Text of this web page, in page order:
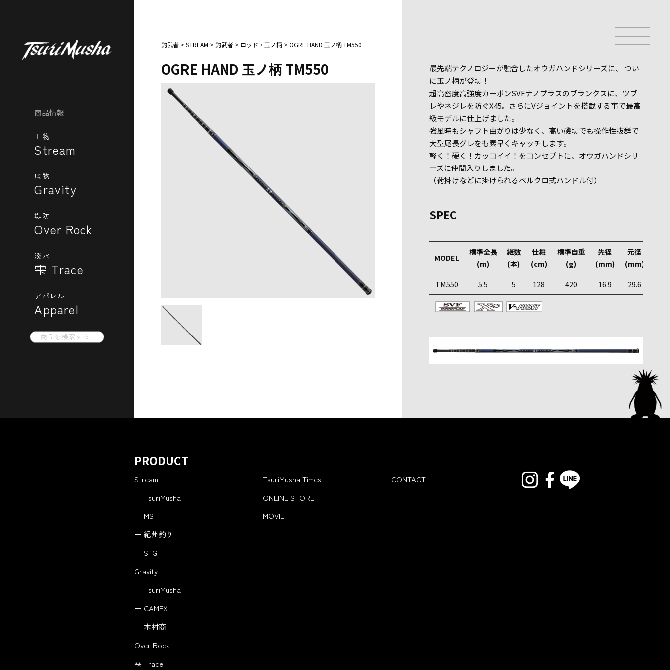
商品情報
上物
Stream
底物
Gravity
堤防
Over Rock
淡水
雫 Trace
アパレル
Apparel
Search
釣武者 >STREAM >釣武者 > ロッド・玉ノ柄 >OGRE HAND 玉ノ柄 TM550
OGRE HAND 玉ノ柄 TM550
最先端テクノロジーが融合したオウガハンドシリーズに、 つい
に玉ノ柄が登場！
超高密度高強度カーボンSVFナノプラスのブランクスに、ツブ
レやネジレを防ぐX45。さらにVジョイントを搭載する事で最高
級モデルに仕上げました。
強風時もシャフト曲がりは少なく、高い磯場でも操作性抜群で
大型尾長グレをも素早くキャッチします。
軽く！硬く！カッコイイ！をコンセプトに、オウガハンドシリ
ーズに仲間入りしました。
（荷掛けなどに掛けられるベルクロ式ハンドル付）
SPEC
MODEL
標準全長
(m)
継数
(本)
仕舞
(cm)
標準自重
(g)
先径
(mm)
元径
(mm)
TM550 5.5 5 128 420 16.9 29.6
PRODUCT
Stream
ー TsuriMusha
ー MST
ー 紀州釣り
ー SFG
Gravity
ー TsuriMusha
ー CAMEX
ー 木村商
Over Rock
雫 Trace
TsuriMusha Times
ONLINE STORE
MOVIE
CONTACT